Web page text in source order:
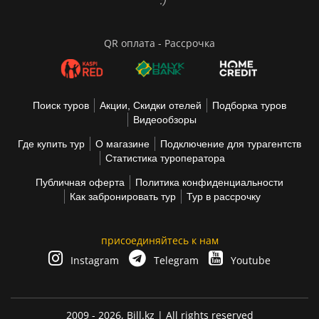
QR оплата - Рассрочка
Поиск туров Акции, Скидки отелей
Подборка туров
Видеообзоры
Где купить тур О магазине
Подключение для турагентств
Статистика туроператора
Публичная оферта
Политика конфиденциальности
Как забронировать тур
Тур в рассрочку
присоединяйтесь к нам
Instagram
Telegram Youtube
2009 - 2026, Bill.kz | All rights reserved